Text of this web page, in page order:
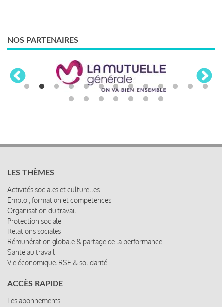
NOS PARTENAIRES
LES THÈMES
Activités sociales et culturelles
Emploi, formation et compétences
Organisation du travail
Protection sociale
Relations sociales
Rémunération globale & partage de la performance
Santé au travail
Vie économique, RSE & solidarité
ACCÈS RAPIDE
Les abonnements